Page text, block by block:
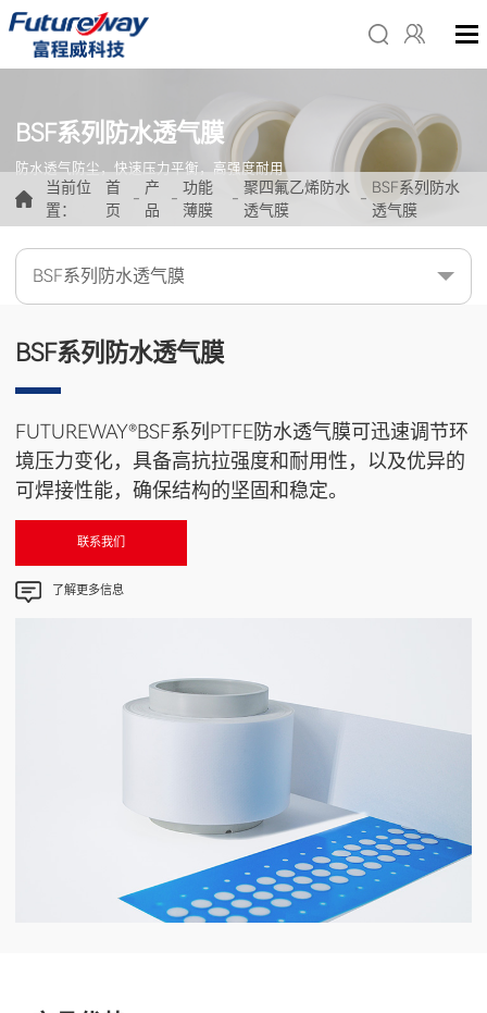
BSF系列防水透气膜
防水透气防尘，快速压力平衡，高强度耐用
当前位
置：
首
页
-
产
品
-
功能
薄膜
-
聚四氟乙烯防水
透气膜
-
BSF系列防水
透气膜
BSF系列防水透气膜
BSF系列防水透气膜
FUTUREWAY®BSF系列PTFE防水透气膜可迅速调节环
境压力变化，具备高抗拉强度和耐用性，以及优异的
可焊接性能，确保结构的坚固和稳定。
联系我们
了解更多信息